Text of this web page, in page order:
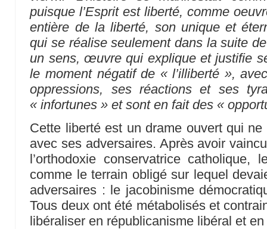
puisque l’Esprit est liberté, comme
entière de la liberté, son unique et
qui se réalise seulement dans la suite
un sens, œuvre qui explique et justifie
le moment négatif de « l’illiberté »,
oppressions, ses réactions et ses
« infortunes » et sont en fait des «
Cette liberté est un drame ouvert qui ne
avec ses adversaires. Après avoir
l’orthodoxie conservatrice catholique,
comme le terrain obligé sur lequel
adversaires : le jacobinisme
Tous deux ont été métabolisés et
libéraliser en républicanisme libéral et